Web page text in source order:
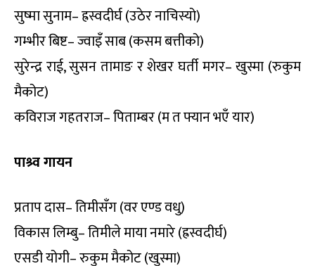
सुष्मा सुनाम– ह्रस्वदीर्घ (उठेर नाचिस्यो)
गम्भीर बिष्ट– ज्वाइँ साब (कसम बत्तीको)
सुरेन्द्र राई, सुसन तामाङ र शेखर घर्ती मगर– खुस्मा (रुकुम
मैकोट)
कविराज गहतराज– पिताम्बर (म त फ्यान भएँ यार)
पाश्र्व गायन
प्रताप दास– तिमीसँग (वर एण्ड वधु)
विकास लिम्बु– तिमीले माया नमारे (ह्रस्वदीर्घ)
एसडी योगी– रुकुम मैकोट (खुस्मा)